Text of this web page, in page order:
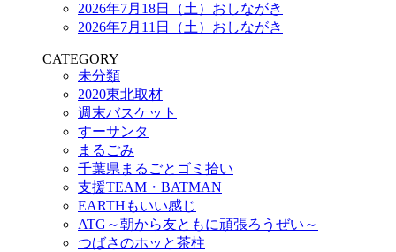
2026年7月18日（土）おしながき
2026年7月11日（土）おしながき
CATEGORY
未分類
2020東北取材
週末バスケット
すーサンタ
まるごみ
千葉県まるごとゴミ拾い
支援TEAM・BATMAN
EARTHもいい感じ
ATG～朝から友ともに頑張ろうぜい～
つばさのホッと茶柱